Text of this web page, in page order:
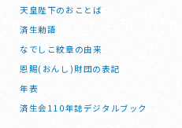
天皇陛下のおことば
済生勅語
なでしこ紋章の由来
恩賜(おんし)財団の表記
年表
済生会110年誌デジタルブック